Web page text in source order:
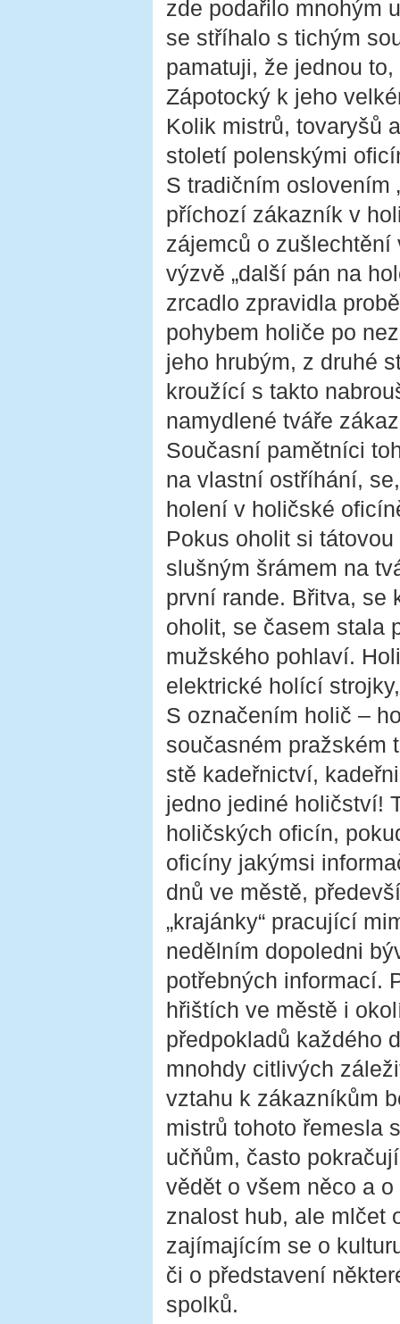
zde podařilo mnohým
se stříhalo s tichým
pamatuji, že jednou
Zápotocký k jeho
Kolik mistrů, tovaryšů
století polenskými
S tradičním oslovením
příchozí zákazník v
zájemců o
výzvě „další pán na
zrcadlo zpravidla
pohybem holiče po
jeho hrubým, z druhé
kroužící s takto
namydlené tváře
Současní pamětníci
na vlastní ostříhání,
holení v holičské
Pokus oholit si
slušným šrámem na
první rande. Břitva, se
oholit, se časem stala
mužského pohlaví.
elektrické holící
S označením holič –
současném pražském
stě kadeřnictví,
jedno jediné holičství!
holičských oficín,
oficíny jakýmsi
dnů ve městě,
„krajánky“ pracující
nedělním dopoledni
potřebných informací.
hřištích ve městě i
předpokladů každého
mnohdy citlivých
vztahu k zákazníkům
mistrů tohoto řemesla
učňům, často
vědět o všem něco a
znalost hub, ale mlčet
zajímajícím se o
či o představení
spolků.